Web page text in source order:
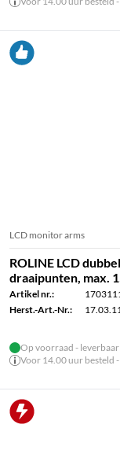
LCD monitor arms
ROLINE LCD
draaipunten, max.
Artikel nr.:
Herst.-Art.-Nr.:
Op voorraad -
Voor 14.00 uur besteld